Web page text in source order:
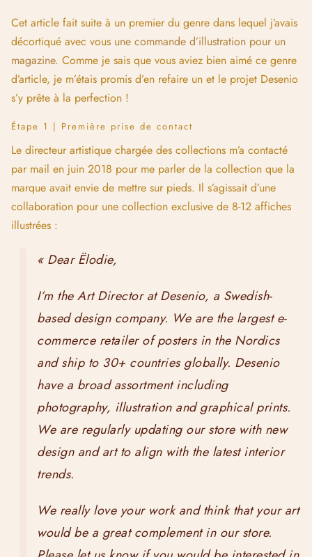
Cet article fait suite à un premier du genre dans lequel j’avais
décortiqué avec vous une commande d’illustration pour un
magazine. Comme je sais que vous aviez bien aimé ce genre
d’article, je m’étais promis d’en refaire un et le projet Desenio
s’y prête à la perfection !
Étape 1 | Première prise de contact
Le directeur artistique chargée des collections m’a contacté
par mail en juin 2018 pour me parler de la collection que la
marque avait envie de mettre sur pieds. Il s’agissait d’une
collaboration pour une collection exclusive de 8-12 affiches
illustrées :
« Dear Ëlodie,
I’m the Art Director at Desenio, a Swedish-
based design company. We are the largest e-
commerce retailer of posters in the Nordics
and ship to 30+ countries globally. Desenio
have a broad assortment including
photography, illustration and graphical prints.
We are regularly updating our store with new
design and art to align with the latest interior
trends.
We really love your work and think that your art
would be a great complement in our store.